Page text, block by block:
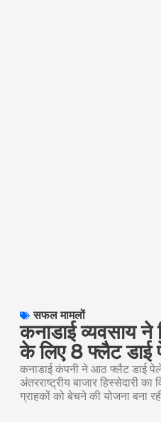
सफल मामलों
कनाडाई व्यवसाय ने
के लिए 8 फ्लैट डाई
कनाडाई कंपनी ने आठ फ्लैट डाई
अंतरराष्ट्रीय बाजार हिस्सेदारी
ग्राहकों को बेचने की योजना बना